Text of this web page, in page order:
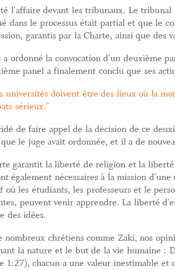
l'affaire devant les tribunaux. Le tribunal
dans le processus était partial et que le
garantis par la Charte, ainsi que des
a ordonné la convocation d'un deuxième
panel a finalement conclu que ses
universités doivent être des lieux où la
sérieux.
de faire appel de la décision de ce
le juge avait ordonnée, et il a de
garantit la liberté de religion et la
également nécessaires à la mission
où les étudiants, les professeurs et le
peuvent venir apprendre. La liberté
des idées.
nombreux chrétiens comme Zaki, nos
la nature et le but de la vie humaine :
1:27), chacun a une valeur inestimable